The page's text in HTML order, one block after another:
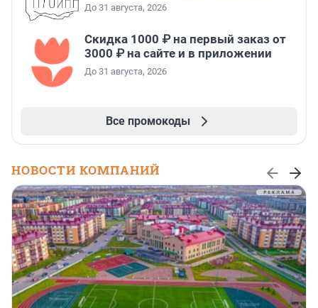
До 31 августа, 2026
Скидка 1000 ₽ на первый заказ от
3000 ₽ на сайте и в приложении
До 31 августа, 2026
Все промокоды
НОВОСТИ КОМПАНИЙ